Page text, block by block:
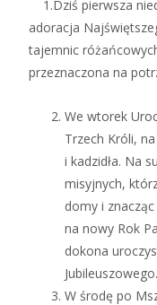
1.Dziś pierwsza
adoracja
tajemnic
przeznaczona na
We wtorek
Trzech Króli,
i kadzidła. Na
misyjnych,
domy i
na nowy Rok
dokona
W środę po